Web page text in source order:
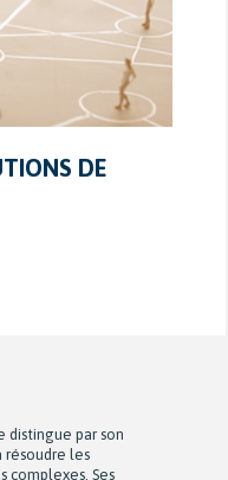
DE
distingue par son
résoudre les
complexes. Ses